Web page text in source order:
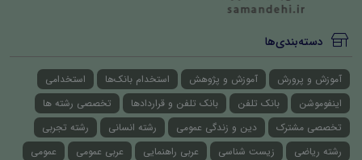
دسته‌بندی‌ها
آموزش و پرورش آموزش و پژوهش استخدام بانک‌ها
استخدامی
اینفوموشن
بانک تلفن بانک تلفن و قراردادها
تخصصی رشته ها
تخصصی مشترک
دین و زندگی عمومی رشته انسانی
رشته تجربی
رشته ریاضی
زیست شناسی عربی راهنمایی عربی عمومی
عمومی